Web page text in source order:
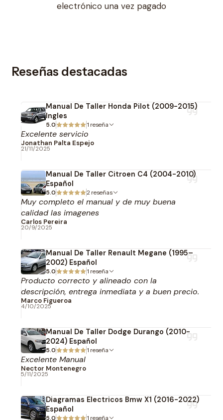
electrónico una vez pagado
Reseñas destacadas
Manual De Taller Honda Pilot (2009-2015)
Ingles
5.0 1 reseña
Excelente servicio
Jonathan Palta Espejo
21/11/2025
Manual De Taller Citroen C4 (2004-2010)
Español
5.0 2 reseñas
Muy completo el manual y de muy buena
calidad las imagenes
Carlos Pereira
20/9/2025
Manual De Taller Renault Megane (1995–
2002) Español
5.0 1 reseña
Producto correcto y alineado con la
descripción, entrega inmediata y a buen precio.
Marco Figueroa
4/10/2025
Manual De Taller Dodge Durango (2010-
2024) Español
5.0 1 reseña
Excelente Manual
Nector Montenegro
5/11/2025
Diagramas Electricos Bmw X1 (2016-2022)
Español
5.0 1 reseña